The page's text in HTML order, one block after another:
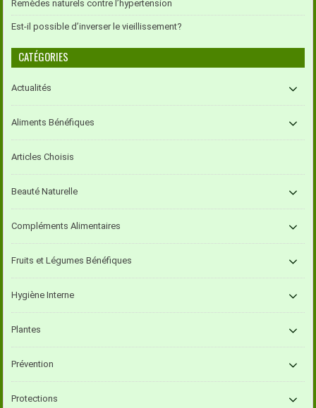
Remèdes naturels contre l’hypertension
Est-il possible d’inverser le vieillissement?
CATÉGORIES
Actualités
Aliments Bénéfiques
Articles Choisis
Beauté Naturelle
Compléments Alimentaires
Fruits et Légumes Bénéfiques
Hygiène Interne
Plantes
Prévention
Protections